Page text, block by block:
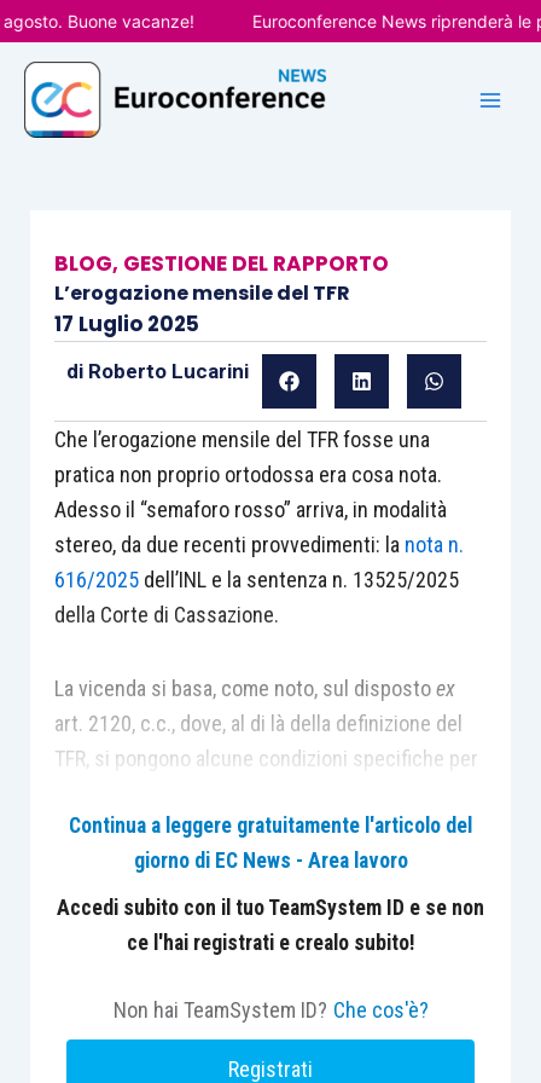
Vai
al
contenuto
Buone vacanze! Euroconference News riprenderà le
BLOG, GESTIONE DEL RAPPORTO
L’erogazione mensile del TFR
17 Luglio 2025
di Roberto Lucarini
Che l’erogazione mensile del TFR fosse una
pratica non proprio ortodossa era cosa nota.
Adesso il “semaforo rosso” arriva, in modalità
stereo, da due recenti provvedimenti: la nota n.
616/2025dell’INL e la sentenza n. 13525/2025
della Corte di Cassazione.
La vicenda si basa, come noto, sul dispostoex
art. 2120, c.c., dove, al di là della definizione del
TFR, si pongono alcune condizioni specifiche per
detto trattamento. Già la definizione, di
trattamento di fine rapporto, colloca il pagamento
di tale istituto giuridico come dovuto soltanto al
termine del rapporto di lavoro, tanto che solo in
dallo stesso esigibile. Oltre le ben conosciute
regole riguardo alla possibilità di un’anticipazione,
comma 9 della norma civilistica
Continua a leggere gratuitamente l'articolo del
giorno di EC News - Area lavoro
Accedi subito con il tuo TeamSystem ID e se non
ce l'hai registrati e crealo subito!
Non hai TeamSystem ID? Che cos'è?
Registrati